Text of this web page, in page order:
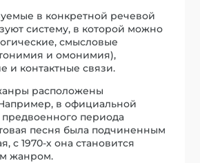
в конкретной речевой
систему, в которой можно
смысловые
и омонимия),
и контактные связи.
расположены
в официальной
периода
песня была подчиненным
с 1970-х она становится
жанром.